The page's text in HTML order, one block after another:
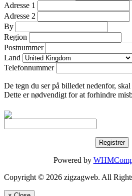
Adresse 1
Adresse 2
By
Region
Postnummer
Land
Telefonnummer
De tegn du ser på billedet nedenfor,
Dette er nødvendigt for at forhindre
Powered by
Copyright © 2026 zigzagweb. All